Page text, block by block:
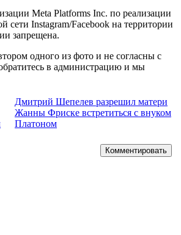
Meta Platforms Inc. по реализации
сети Instagram/Facebook на территории
запрещена.
одного из фото и не согласны с
в администрацию и мы
Дмитрий Шепелев разрешил матери
Жанны Фриске встретиться с внуком
Платоном
Комментировать